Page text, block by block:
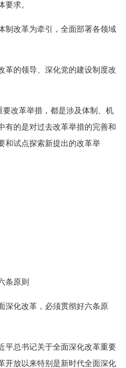
体要求。
制改革为牵引，全面部署各领域
革的领导、深化党的建设制度改
要改革举措，都是涉及体制、机
有的是对过去改革举措的完善和
和试点探索新提出的改革举
六条原则
深化改革，必须贯彻好六条原
平总书记关于全面深化改革重要
开放以来特别是新时代全面深化